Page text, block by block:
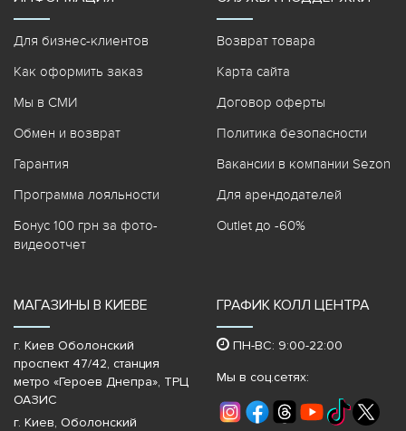
Для бизнес-клиентов
Как оформить заказ
Мы в СМИ
Обмен и возврат
Гарантия
Программа лояльности
Бонус 100 грн за фото-
видеоотчет
Возврат товара
Карта сайта
Договор оферты
Политика безопасности
Вакансии в компании Sezon
Для арендодателей
Outlet до -60%
МАГАЗИНЫ В КИЕВЕ
г. Киев Оболонский
проспект 47/42, станция
метро «Героев Днепра»‎, ТРЦ
ОАЗИС
г. Киев, Оболонский
ГРАФИК КОЛЛ ЦЕНТРА
ПН-ВС: 9:00-22:00
Мы в соц.сетях: